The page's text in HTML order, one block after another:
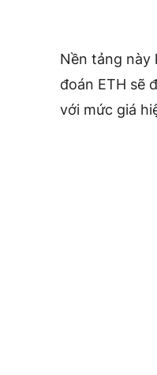
Nền tảng này
đoán ETH sẽ
với mức giá